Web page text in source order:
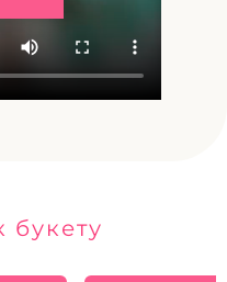
букету